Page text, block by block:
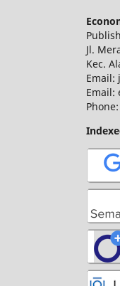
Jl.
Kec.
Email:
Email: